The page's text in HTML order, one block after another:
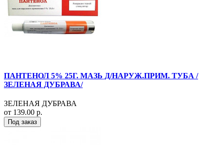
ПАНТЕНОЛ 5% 25Г. МАЗЬ Д/НАРУЖ.ПРИМ. ТУБА /
ЗЕЛЕНАЯ ДУБРАВА/
ЗЕЛЕНАЯ ДУБРАВА
от 139.00 р.
Под заказ